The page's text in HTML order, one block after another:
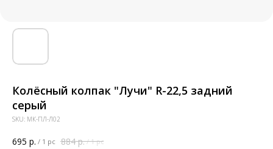
Колёсный колпак "Лучи" R-22,5 задний
серый
SKU: МК-ПЛ-Л02
695 р. / 1 pc 884 р. / 1 pc